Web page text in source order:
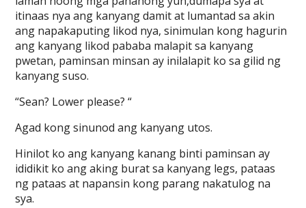
itinaas nya ang kanyang damit at lumantad sa akin
ang napakaputing likod nya, sinimulan kong hagurin
ang kanyang likod pababa malapit sa kanyang
pwetan, paminsan minsan ay inilalapit ko sa gilid ng
kanyang suso.
“Sean? Lower please? “
Agad kong sinunod ang kanyang utos.
Hinilot ko ang kanyang kanang binti paminsan ay
ididikit ko ang aking burat sa kanyang legs, pataas
ng pataas at napansin kong parang nakatulog na
sya.